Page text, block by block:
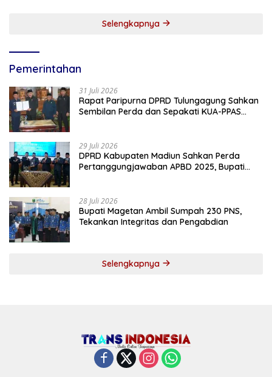
Selengkapnya
Pemerintahan
31 Juli 2026
Rapat Paripurna DPRD Tulungagung Sahkan
Sembilan Perda dan Sepakati KUA-PPAS
29 Juli 2026
DPRD Kabupaten Madiun Sahkan Perda
Pertanggungjawaban APBD 2025, Bupati
28 Juli 2026
Bupati Magetan Ambil Sumpah 230 PNS,
Tekankan Integritas dan Pengabdian
Selengkapnya